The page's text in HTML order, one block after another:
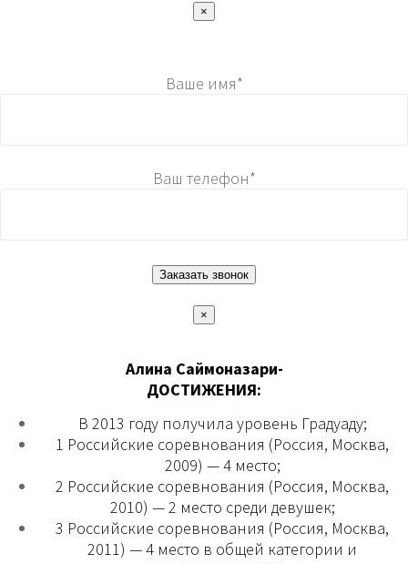
×
Ваше имя*
Ваш телефон*
×
Алина Саймоназари-
ДОСТИЖЕНИЯ:
В 2013 году получила уровень Градуаду;
1 Российские соревнования (Россия, Москва,
2009) — 4 место;
2 Российские соревнования (Россия, Москва,
2010) — 2 место среди девушек;
3 Российские соревнования (Россия, Москва,
2011) — 4 место в общей категории и